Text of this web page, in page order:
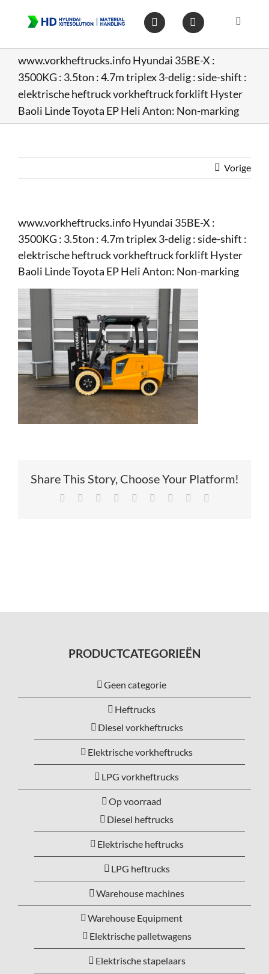
inhoud
Toggle
Op
www.vorkheftrucks.info Hyundai 35BE-X :
3500KG : 3.5ton : 4.7m triplex 3-delig : side-shift :
elektrische heftruck vorkheftruck forklift Hyster
Baoli Linde Toyota EP Heli Anton: Non-marking
Vorige
www.vorkheftrucks.info Hyundai 35BE-X :
3500KG : 3.5ton : 4.7m triplex 3-delig : side-shift :
elektrische heftruck vorkheftruck forklift Hyster
Baoli Linde Toyota EP Heli Anton: Non-marking
Share This Story, Choose Your Platform!
Facebook Reddit LinkedIn
TumblrPinterest Xing
PRODUCTCATEGORIEËN
Geen categorie
Heftrucks
Diesel vorkheftrucks
Elektrische vorkheftrucks
LPG vorkheftrucks
Op voorraad
Diesel heftrucks
Elektrische heftrucks
LPG heftrucks
Warehouse machines
Warehouse Equipment
Elektrische palletwagens
Elektrische stapelaars